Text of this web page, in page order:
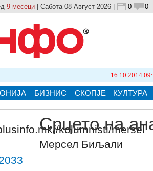
9 месеци | Сабота 08 Август 2026 | 0 0
16.10.2014 09:21
БИЗНИС СКОПЈЕ КУЛТУРА
Срцето на
Мерсел Биљали